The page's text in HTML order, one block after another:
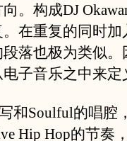
。构成DJ
在重复的同时加
落也极为类似。
子音乐之中来定
Soulful的唱腔
Hip Hop的节奏